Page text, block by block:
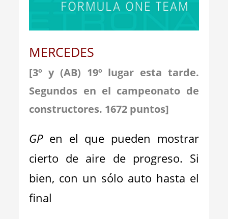
MERCEDES
[3º y (AB) 19º lugar esta tarde.
Segundos en el campeonato de
constructores. 1672 puntos]
GPen el que pueden mostrar
cierto de aire de progreso. Si
bien, con un sólo auto hasta el
final